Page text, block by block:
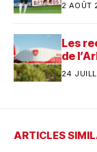
2 AOÛT
Les
de
24
ARTICLES